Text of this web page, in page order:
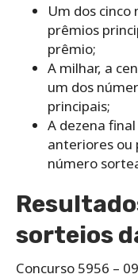
Um dos
prêmios
prêmio;
A milhar, a
um dos
principais;
A dezena
anteriores ou
número
sorteios
Concurso 5956 –